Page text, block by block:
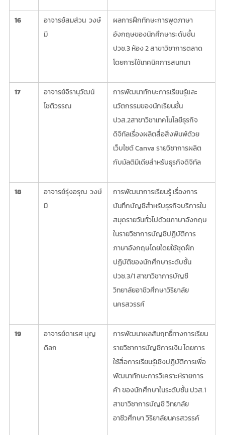
16
อาจารย์สมส่วน วงษ์
มี
ผลการฝึกทักษะการพูดภาษา
อังกฤษของนักศึกษาระดับชั้น
ปวช.3 ห้อง 2 สาขาวิชาการตลาด
โดยการใช้เทคนิคการสนทนา
17
อาจารย์จิรานุวัฒน์
โชติวรรณ
การพัฒนาทักษะการเรียนรู้และ
นวัตกรรมของนักเรียนชั้น
ปวส.2สาขาวิชาเทคโนโลยีธุรกิจ
ดิจิทัลเรื่องผลิตสื่อสิ่งพิมพ์ด้วย
เว็บไซต์ Canva รายวิชาการผลิต
กับมัลติมีเดียสำหรับธุรกิจดิจิทัล
18
อาจารย์รุ่งอรุณ วงษ์
มี
การพัฒนาการเรียนรู้ เรื่องการ
บันทึกบัญชีสำหรับธุรกิจบริการใน
สมุดรายวันทั่วไปด้วยภาษาอังกฤษ
ในรายวิชาการบัญชีปฏิบัติการ
ภาษาอังกฤษโดยใดยใช้ชุดฝึก
ปฏิบัติของนักศึกษาระดับชั้น
ปวช.3/1 สาขาวิชาการบัญชี
วิทยาลัยอาชีวศึกษาวิริยาลัย
นครสวรรค์
19
อาจารย์ดาเรศ บุญ
ดิลก
การพัฒนาผลสัมฤทธิ์ทางการเรียน
รายวิชาการบัญชีการเงิน โดยการ
ใช้สื่อการเรียนรู้เชิงปฏิบัติการเพื่อ
พัฒนาทักษะการวิเคราะห์รายการ
ค้า ของนักศึกษาในระดับชั้น ปวส.1
สาขาวิชาการบัญชี วิทยาลัย
อาชีวศึกษา วิริยาลัยนครสวรรค์